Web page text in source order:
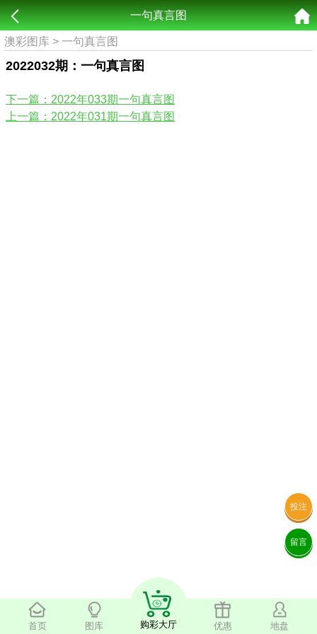
首页 图库 购彩大厅 优惠 地盘
投注
留言
一句真言图
澳彩图库 > 一句真言图
2022032期：一句真言图
下一篇：2022年033期一句真言图
上一篇：2022年031期一句真言图